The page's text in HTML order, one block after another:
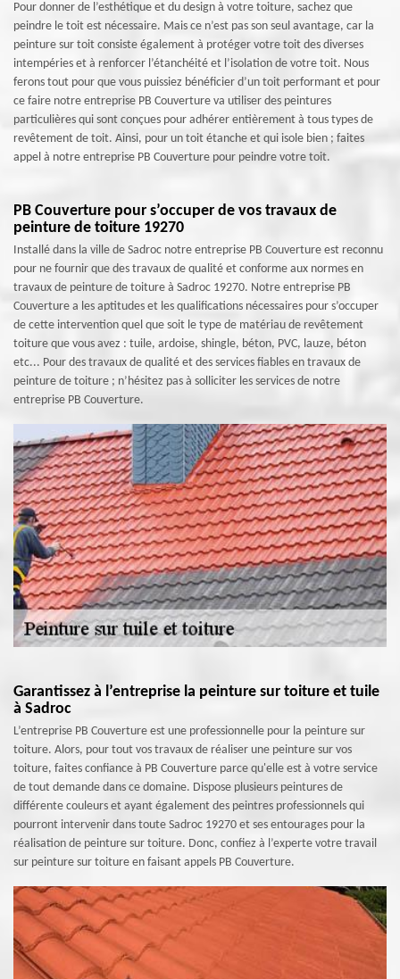
Pour donner de l’esthétique et du design à votre toiture, sachez que
peindre le toit est nécessaire. Mais ce n’est pas son seul avantage, car la
peinture sur toit consiste également à protéger votre toit des diverses
intempéries et à renforcer l’étanchéité et l’isolation de votre toit. Nous
ferons tout pour que vous puissiez bénéficier d’un toit performant et pour
ce faire notre entreprise PB Couverture va utiliser des peintures
particulières qui sont conçues pour adhérer entièrement à tous types de
revêtement de toit. Ainsi, pour un toit étanche et qui isole bien ; faites
appel à notre entreprise PB Couverture pour peindre votre toit.
PB Couverture pour s’occuper de vos travaux de
peinture de toiture 19270
Installé dans la ville de Sadroc notre entreprise PB Couverture est reconnu
pour ne fournir que des travaux de qualité et conforme aux normes en
travaux de peinture de toiture à Sadroc 19270. Notre entreprise PB
Couverture a les aptitudes et les qualifications nécessaires pour s’occuper
de cette intervention quel que soit le type de matériau de revêtement
toiture que vous avez : tuile, ardoise, shingle, béton, PVC, lauze, béton
etc... Pour des travaux de qualité et des services fiables en travaux de
peinture de toiture ; n’hésitez pas à solliciter les services de notre
entreprise PB Couverture.
Garantissez à l’entreprise la peinture sur toiture et tuile
à Sadroc
L’entreprise PB Couverture est une professionnelle pour la peinture sur
toiture. Alors, pour tout vos travaux de réaliser une peinture sur vos
toiture, faites confiance à PB Couverture parce qu'elle est à votre service
de tout demande dans ce domaine. Dispose plusieurs peintures de
différente couleurs et ayant également des peintres professionnels qui
pourront intervenir dans toute Sadroc 19270 et ses entourages pour la
réalisation de peinture sur toiture. Donc, confiez à l’experte votre travail
sur peinture sur toiture en faisant appels PB Couverture.